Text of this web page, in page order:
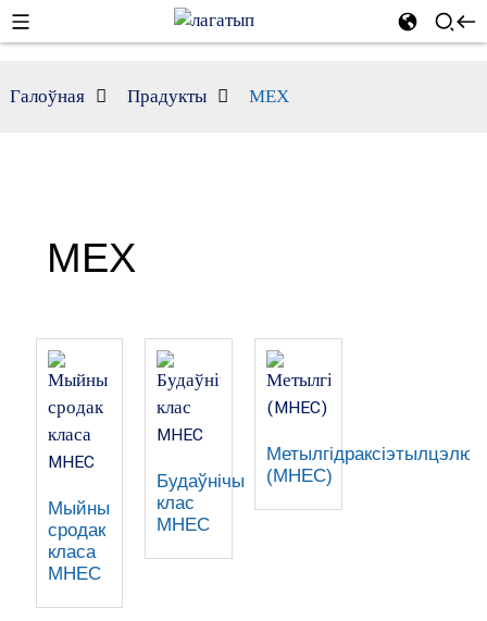
Галоўная Прадукты МЕХ
МЕХ
Мыйны
сродак
класа
MHEC
Будаўнічы
клас
MHEC
(MHEC)